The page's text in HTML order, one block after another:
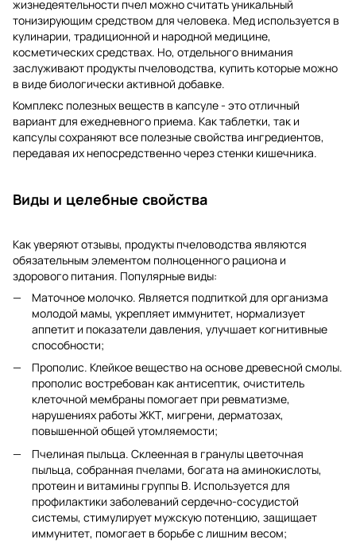
жизнедеятельности пчел можно считать уникальный
тонизирующим средством для человека. Мед используется в
кулинарии, традиционной и народной медицине,
косметических средствах. Но, отдельного внимания
заслуживают продукты пчеловодства, купить которые можно
в виде биологически активной добавке.
Комплекс полезных веществ в капсуле - это отличный
вариант для ежедневного приема. Как таблетки, так и
капсулы сохраняют все полезные свойства ингредиентов,
передавая их непосредственно через стенки кишечника.
Виды и целебные свойства
Как уверяют отзывы, продукты пчеловодства являются
обязательным элементом полноценного рациона и
здорового питания. Популярные виды:
Маточное молочко. Является подпиткой для организма
молодой мамы, укрепляет иммунитет, нормализует
аппетит и показатели давления, улучшает когнитивные
способности;
Прополис. Клейкое вещество на основе древесной смолы.
прополис востребован как антисептик, очиститель
клеточной мембраны помогает при ревматизме,
нарушениях работы ЖКТ, мигрени, дерматозах,
повышенной общей утомляемости;
Пчелиная пыльца. Склеенная в гранулы цветочная
пыльца, собранная пчелами, богата на аминокислоты,
протеин и витамины группы В. Используется для
профилактики заболеваний сердечно-сосудистой
системы, стимулирует мужскую потенцию, защищает
иммунитет, помогает в борьбе с лишним весом;